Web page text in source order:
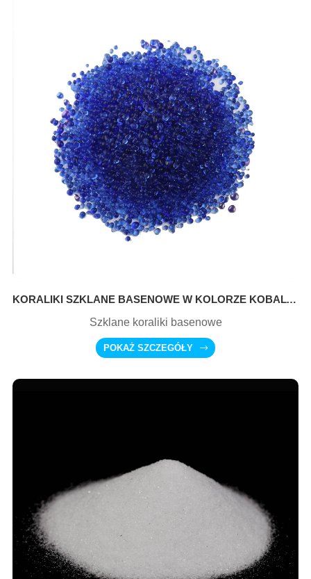
KORALIKI SZKLANE BASENOWE W KOLORZE KOBALTOWO-NIEBIESKIM
Szklane koraliki basenowe
POKAŻ SZCZEGÓŁY